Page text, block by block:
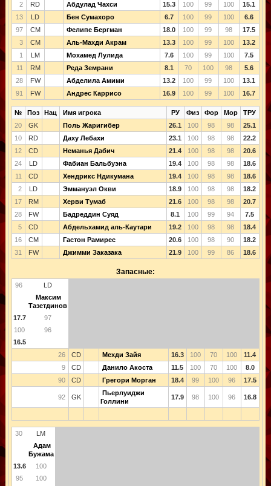
2
RD Абдулад Чахси 15.3 100 99 100
15.1
13
LD Бен Сумахоро 6.7 100 99 100
6.6
97
CM Фелипе Бергман 18.0 100 99 98
17.5
3
CM Аль-Махди Акрам 13.3 100 99 100
13.2
1
LM Мохамед Лулида 7.6 100 99 100
7.5
11
RM Реда Земрани 8.1 70 100 98
5.6
28
FW Абделила Амими 13.2 100 99 100
13.1
91
FW Андрес Каррисо 16.9 100 99 100 16.7
№ Поз Нац Имя игрока РУ Физ Фор Мор
ТРУ
20
GK Поль Жаригибер 26.1 100 98 98
25.1
10
RD Даху Лебахи 23.1 100 98 98
22.2
12
CD Неманья Дабич 21.4 100 98 98
20.6
24
LD Фабиан Бальбуэна 19.4 100 98 98
18.6
11
CD Хендрикс Ндикумана 19.4 100 98 98
18.6
2
LD Эммануэл Окви 18.9 100 98 98
18.2
17
RM Херви Тумаб 21.6 100 98 98
20.7
28
FW Бадреддин Суяд 8.1 100 99 94
7.5
5
CD Абдельхамид аль-Каутари 19.2 100 98 98
18.4
16
CM Гастон Рамирес 20.6 100 98 90
18.2
31
FW Джимми Заказака 21.9 100 99 86 18.6
Запасные:
96
LD
Максим
Тазетдинов
17.7
97
100
96
16.5
26
CD Мехди Зайя 16.3 100 70 100
11.4
9
CD Данило Акоста 11.5 100 70 100
8.0
90
CD Грегори Морган 18.4 99 100 96 17.5
92 GK
Пьерлуиджи
Голлини
17.9 98 100 96 16.8
30
LM
Адам
Бужама
13.6
100
95
100